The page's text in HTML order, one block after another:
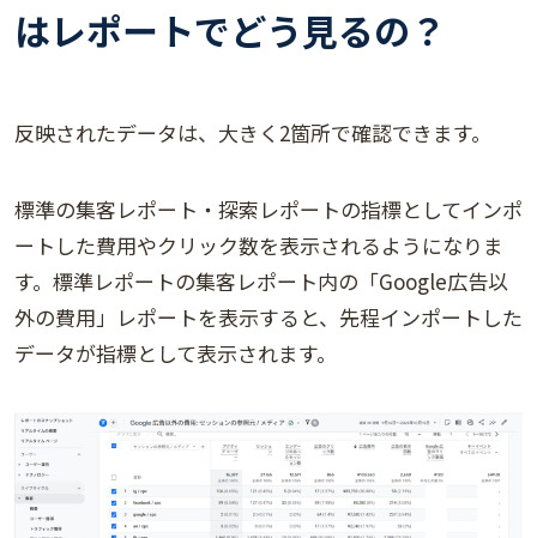
はレポートでどう見るの？
反映されたデータは、大きく2箇所で確認できます。
標準の集客レポート・探索レポートの指標としてインポ
ートした費用やクリック数を表示されるようになりま
す。標準レポートの集客レポート内の「Google広告以
外の費用」レポートを表示すると、先程インポートした
データが指標として表示されます。